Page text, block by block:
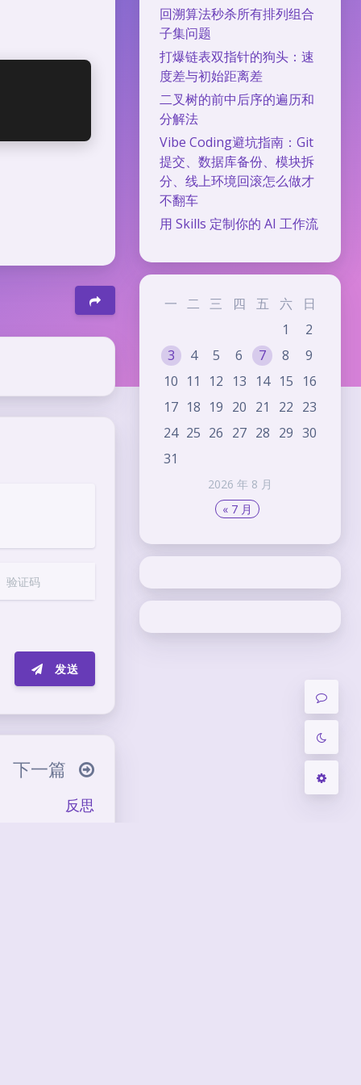
夜间模式
Sans Serif Serif
回溯算法秒杀所有排列组合
子集问题
打爆链表双指针的狗头：速
度差与初始距离差
二叉树的前中后序的遍历和
分解法
Vibe Coding避坑指南：Git
提交、数据库备份、模块拆
分、线上环境回滚怎么做才
不翻车
用 Skills 定制你的 AI 工作流
2026 年 8 月
一 二 三 四 五 六
日
1
2
3
4 5 6 7 8
9
10 11 12 13 14 15
16
17 18 19 20 21 22 23
24 25 26 27 28 29 30
31
« 7 月
发送
下一篇
反思